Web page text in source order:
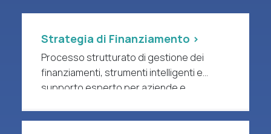
Strategia di Finanziamento >
Processo strutturato di gestione dei
finanziamenti, strumenti intelligenti e
supporto esperto per aziende e
di R&S